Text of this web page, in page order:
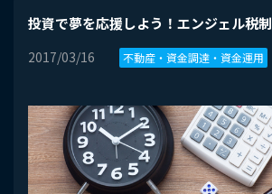
投資で夢を応援しよう！エンジェル税制
2017/03/16 不動産・資金調達・資金運用